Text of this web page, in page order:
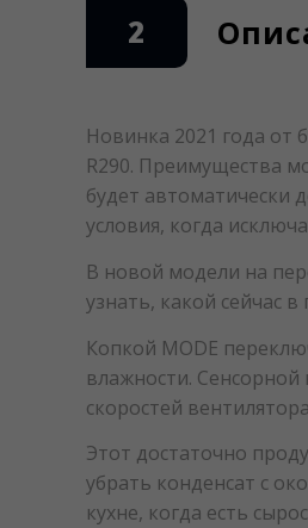
2
Новинка 2021 года от
R290. Преимущества
будет автоматически
условия, когда
В новой модели на
узнать, какой сейчас
Копкой MODE
влажности.
скоростей
Этот достаточно
убрать конденсат с
кухне, когда есть